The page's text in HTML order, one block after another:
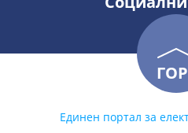
Единен портал за